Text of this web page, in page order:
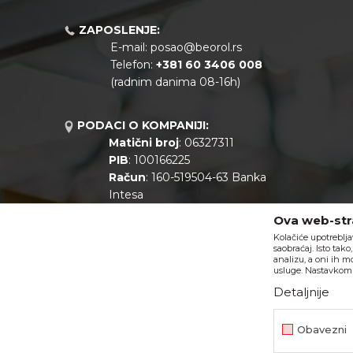
ZAPOSLENJE:
E-mail: posao@beorol.rs
Telefon: +381 60 3406 008
(radnim danima 08-16h)
PODACI O KOMPANIJI:
Matični broj: 06327311
PIB: 100166225
Račun: 160-519504-63 Banka
Intesa
Nastojimo da budemo što precizniji u opisu proizvoda,
Ova web-
Kolačiće
saobraćaj. Isto
analizu, a oni ih
usluge.
Detaljnije
Obavezni